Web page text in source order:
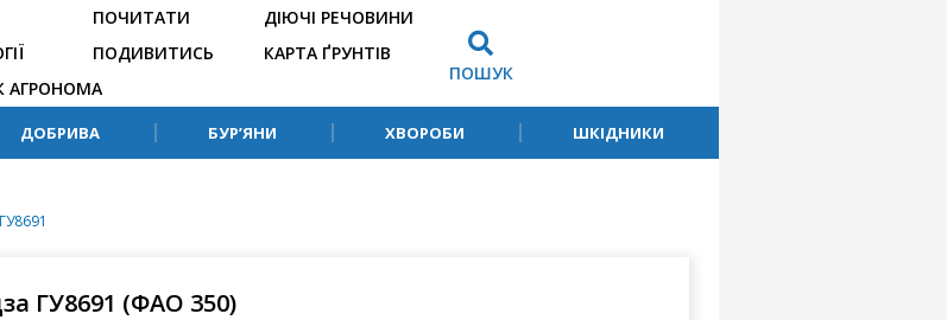
ПОЧИТАТИ
ПОДИВИТИСЬ
ДІЮЧІ РЕЧОВИНИ
КАРТА ҐРУНТІВ
АГРОНОМА
ПОШУК
ДОБРИВА БУР’ЯНИ ХВОРОБИ ШКІДНИКИ
ГУ8691
ГУ8691 (ФАО 350)